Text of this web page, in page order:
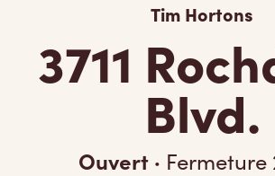
Tim Hortons
3711
Blvd.
Ouvert · Fermeture